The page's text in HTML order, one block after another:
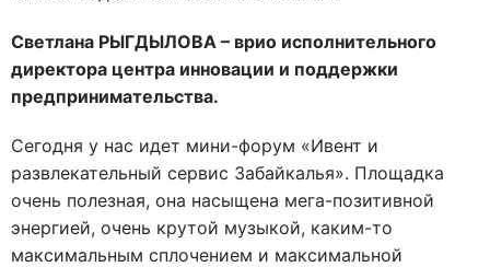
Светлана РЫГДЫЛОВА – врио исполнительного
директора центра инновации и поддержки
предпринимательства.
Сегодня у нас идет мини-форум «Ивент и
развлекательный сервис Забайкалья». Площадка
очень полезная, она насыщена мега-позитивной
энергией, очень крутой музыкой, каким-то
максимальным сплочением и максимальной